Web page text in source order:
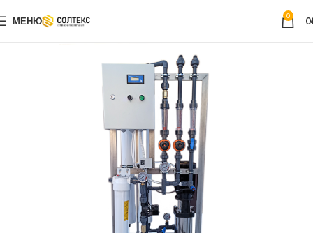
МЕНЮ 0 0